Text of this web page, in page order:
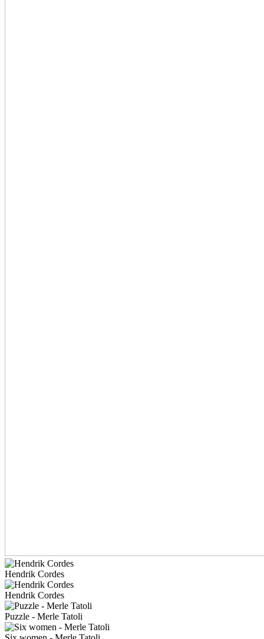
Hendrik Cordes
Hendrik Cordes
Puzzle - Merle Tatoli